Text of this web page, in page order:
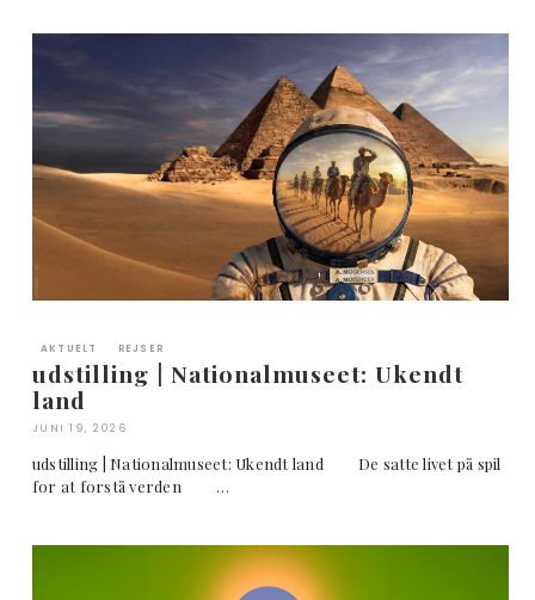
AKTUELT REJSER
udstilling | Nationalmuseet: Ukendt
land
JUNI 19, 2026
udstilling | Nationalmuseet: Ukendt land De satte livet på spil
for at forstå verden …